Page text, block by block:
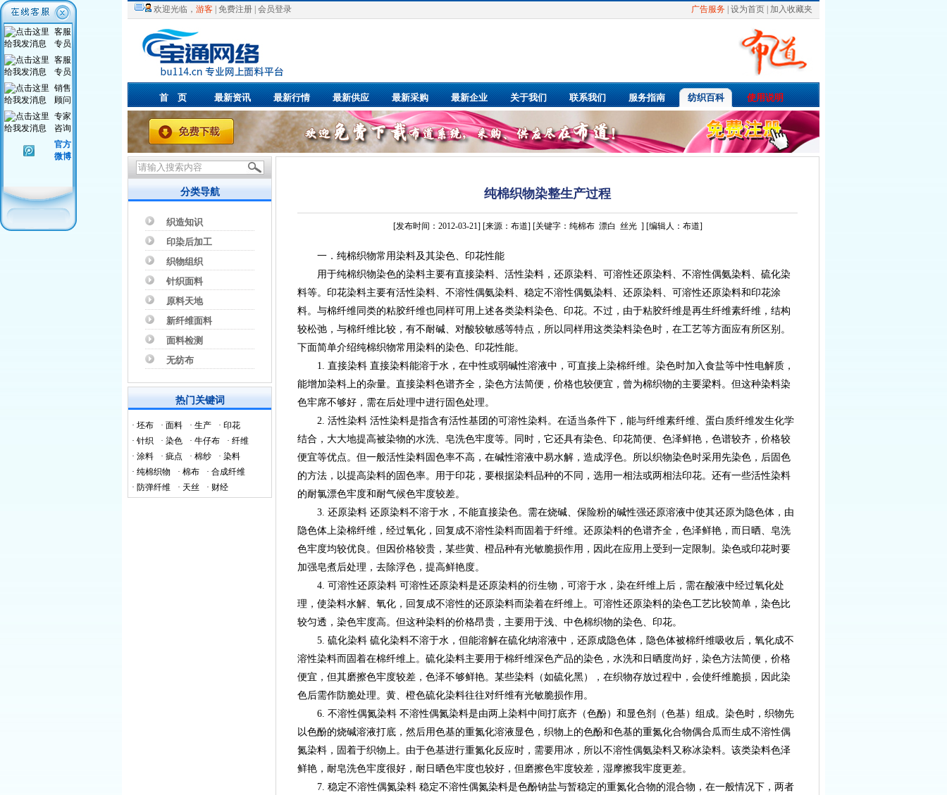
欢迎光临， 游客 免费注册 会员登录 广告服务 设为首页 加入收藏夹
首 页 最新资讯 最新行情 最新供应 最新采购 最新企业 关于我们 联系我们 服务指南 纺织百科 使用说明
分类导航
织造知识
印染后加工
织物组织
针织面料
原料天地
新纤维面料
面料检测
无纺布
热门关键词
· 坯布 · 面料 · 生产 · 印花
· 针织 · 染色 · 牛仔布 · 纤维
· 涂料 · 疵点 · 棉纱 · 染料
· 纯棉织物 · 棉布 · 合成纤维
· 防弹纤维 · 天丝 · 财经
纯棉织物染整生产过程
[发布时间：2012-03-21] [来源：布道] [关键字： 纯棉布 漂白 丝光] [编辑人：布道]
一．纯棉织物常用染料及其染色、印花性能
用于纯棉织物染色的染料主要有直接染料、活性染料，还原染料、可溶性还原染料、不溶性偶氨染料、硫化染
料等。印花染料主要有活性染料、不溶性偶氨染料、稳定不溶性偶氨染料、还原染料、可溶性还原染料和印花涂
料。与棉纤维同类的粘胶纤维也同样可用上述各类染料染色、印花。不过，由于粘胶纤维是再生纤维素纤维，结构
较松弛，与棉纤维比较，有不耐碱、对酸较敏感等特点，所以同样用这类染料染色时，在工艺等方面应有所区别。
下面简单介绍纯棉织物常用染料的染色、印花性能。
1. 直接染料 直接染料能溶于水，在中性或弱碱性溶液中，可直接上染棉纤维。染色时加入食盐等中性电解质，
能增加染料上的杂量。直接染料色谱齐全，染色方法简便，价格也较便宜，曾为棉织物的主要梁料。但这种染料染
色牢席不够好，需在后处理中进行固色处理。
2. 活性染料 活性染料是指含有活性基团的可溶性染料。在适当条件下，能与纤维素纤维、蛋白质纤维发生化学
结合，大大地提高被染物的水洗、皂洗色牢度等。同时，它还具有染色、印花简便、色泽鲜艳，色谱较齐，价格较
便宜等优点。但一般活性染料固色率不高，在碱性溶液中易水解，造成浮色。所以织物染色时采用先染色，后固色
的方法，以提高染料的固色率。用于印花，要根据染料品种的不同，选用一相法或两相法印花。还有一些活性染料
的耐氯漂色牢度和耐气候色牢度较差。
3. 还原染料 还原染料不溶于水，不能直接染色。需在烧碱、保险粉的碱性强还原溶液中使其还原为隐色体，由
隐色体上染棉纤维，经过氧化，回复成不溶性染料而固着于纤维。还原染料的色谱齐全，色泽鲜艳，而日晒、皂洗
色牢度均较优良。但因价格较贵，某些黄、橙品种有光敏脆损作用，因此在应用上受到一定限制。染色或印花时要
加强皂煮后处理，去除浮色，提高鲜艳度。
4. 可溶性还原染料 可溶性还原染料是还原染料的衍生物，可溶于水，染在纤维上后，需在酸液中经过氧化处
理，使染料水解、氧化，回复成不溶性的还原染料而染着在纤维上。可溶性还原染料的染色工艺比较简单，染色比
较匀透，染色牢度高。但这种染料的价格昂贵，主要用于浅、中色棉织物的染色、印花。
5. 硫化染料 硫化染料不溶于水，但能溶解在硫化纳溶液中，还原成隐色体，隐色体被棉纤维吸收后，氧化成不
溶性染料而固着在棉纤维上。硫化染料主要用于棉纤维深色产品的染色，水洗和日晒度尚好，染色方法简便，价格
便宜，但其磨擦色牢度较差，色泽不够鲜艳。某些染料（如硫化黑），在织物存放过程中，会使纤维脆损，因此染
色后需作防脆处理。黄、橙色硫化染料往往对纤维有光敏脆损作用。
6. 不溶性偶氮染料 不溶性偶氮染料是由两上染料中间打底齐（色酚）和显色剂（色基）组成。染色时，织物先
以色酚的烧碱溶液打底，然后用色基的重氮化溶液显色，织物上的色酚和色基的重氮化合物偶合瓜而生成不溶性偶
氮染料，固着于织物上。由于色基进行重氮化反应时，需要用冰，所以不溶性偶氨染料又称冰染料。该类染料色泽
鲜艳，耐皂洗色牢度很好，耐日晒色牢度也较好，但磨擦色牢度较差，湿摩擦我牢度更差。
7. 稳定不溶性偶氮染料 稳定不溶性偶氮染料是色酚钠盐与暂稳定的重氮化合物的混合物，在一般情况下，两者
客服
专员
客服
专员
销售
顾问
专家
咨询
官方
微博